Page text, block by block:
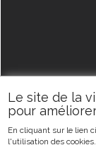
Le site de la
pour
En cliquant sur le lien
l'utilisation des cookies.